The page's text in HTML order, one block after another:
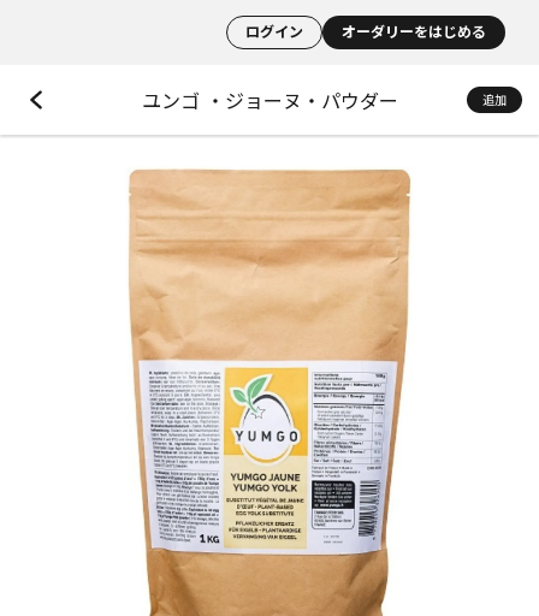
ログイン オーダリーをはじめる
ユンゴ ・ジョーヌ・パウダー 追加